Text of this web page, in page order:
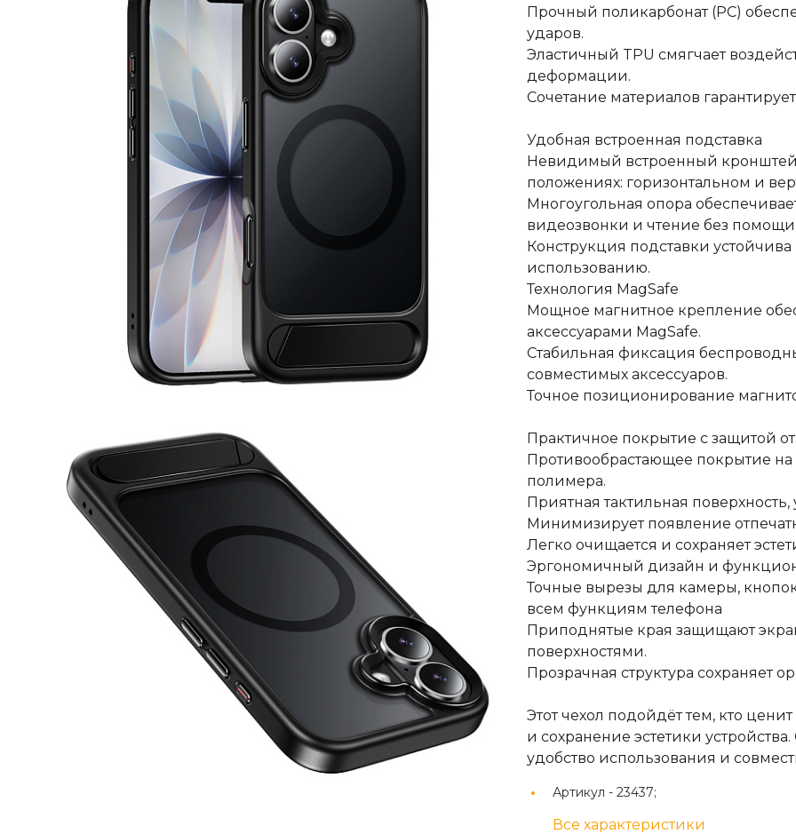
Прочный поликарбонат (PC)
ударов.
Эластичный TPU смягчает
деформации.
Сочетание материалов
Удобная встроенная подставка
Невидимый встроенный
положениях: горизонтальном и
Многоугольная опора
видеозвонки и чтение без помощи
Конструкция подставки
использованию.
Технология MagSafe
Мощное магнитное крепление
аксессуарами MagSafe.
Стабильная фиксация
совместимых аксессуаров.
Точное позиционирование
Практичное покрытие с защитой от
Противообрастающее покрытие
полимера.
Приятная тактильная
Минимизирует появление
Легко очищается и сохраняет
Эргономичный дизайн и
Точные вырезы для камеры,
всем функциям телефона
Приподнятые края защищают
поверхностями.
Прозрачная структура сохраняет
Этот чехол подойдёт тем, кто
и сохранение эстетики
удобство использования и
Артикул - 23437;
Все характеристики